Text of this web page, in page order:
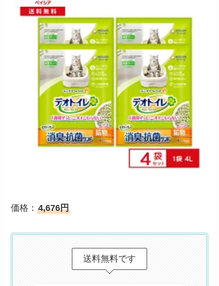
価格：4,676円
送料無料です